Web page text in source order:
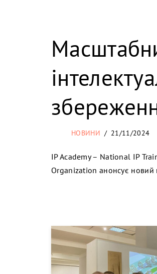
НОВИНИ 21/11/2024
IP Academy – National IP
Organization анонсує